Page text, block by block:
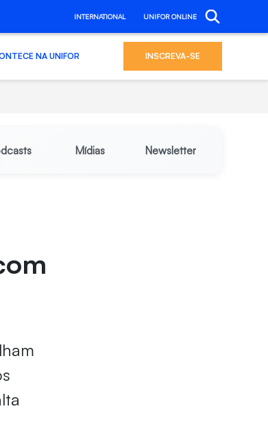
INTERNATIONAL UNIFOR ONLINE
NA UNIFOR INSCREVA-SE
Mídias Newsletter